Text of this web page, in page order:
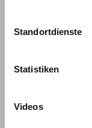
Standortdienste
Statistiken
Videos